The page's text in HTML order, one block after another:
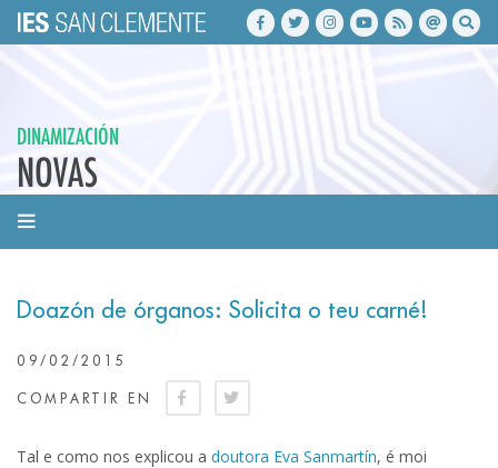
DINAMIZACIÓN
NOVAS
Doazón de órganos: Solicita o teu carné!
09/02/2015
COMPARTIR EN
Tal e como nos explicou a doutora Eva Sanmartín, é moi